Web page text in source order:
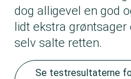
dog alligevel en god
lidt ekstra grøntsager
selv salte retten.
Se testresultaterne